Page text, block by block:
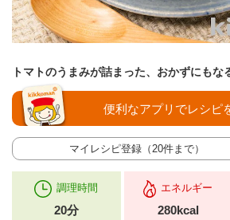
トマトのうまみが詰まった、おかずにもな
マイレシピ登録（20件まで）
便利なアプリでレシピ
調理時間
20分
エネルギー
280kcal